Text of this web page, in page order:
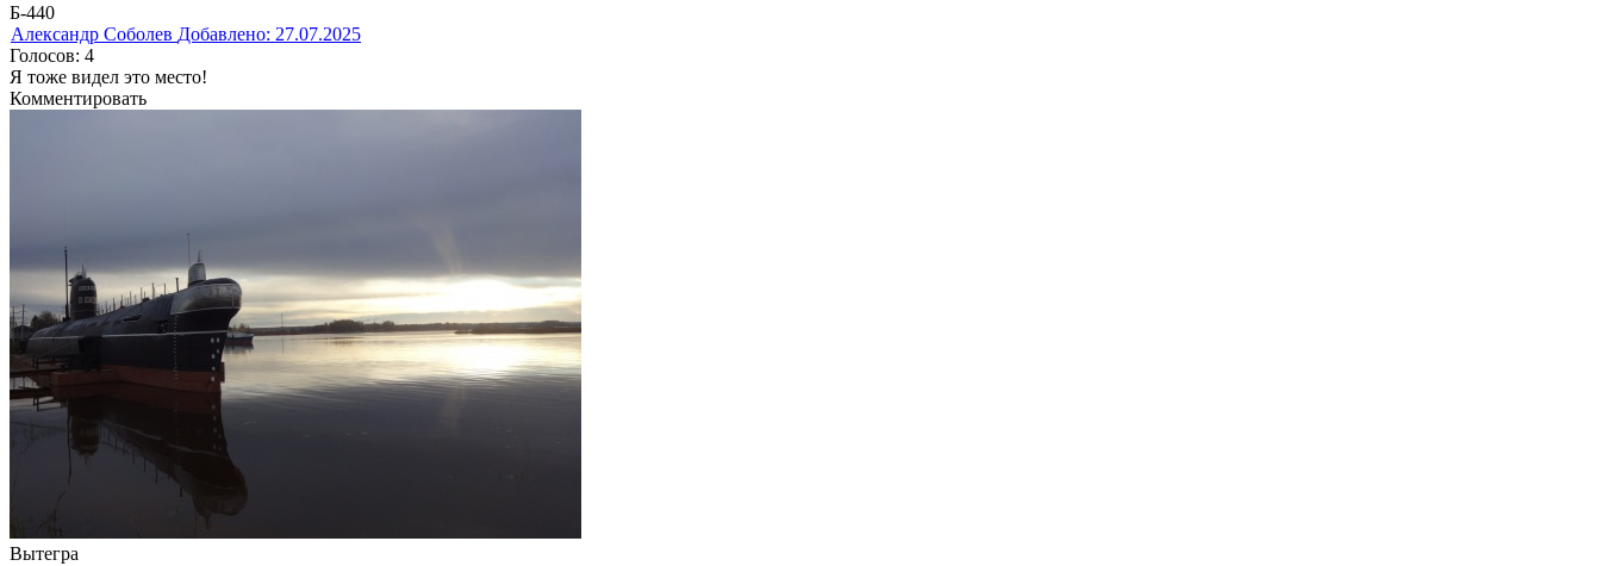
Б-440
Александр Соболев Добавлено: 27.07.2025
Голосов: 4
Я тоже видел это место!
Комментировать
Вытегра